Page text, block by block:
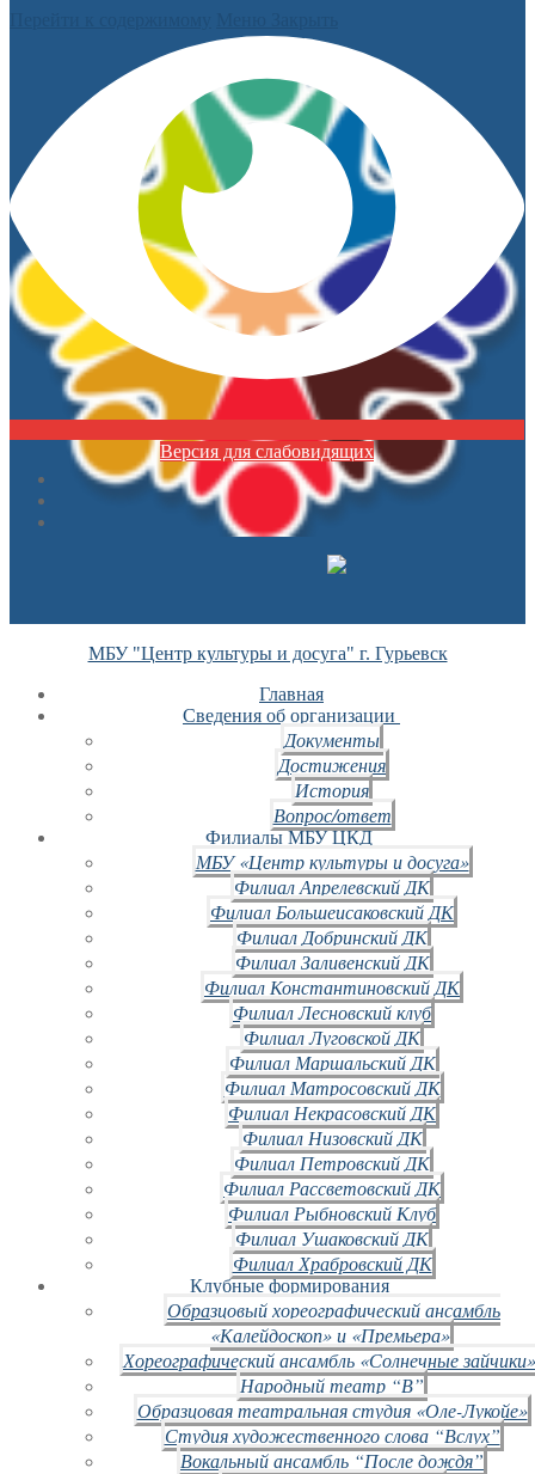
Версия для слабовидящих
МБУ "Центр культуры и досуга" г. Гурьевск
Главная
Сведения об организации
Документы
Достижения
История
Вопрос/ответ
Филиалы МБУ ЦКД
МБУ «Центр культуры и досуга»
Филиал Апрелевский ДК
Филиал Большеисаковский ДК
Филиал Добринский ДК
Филиал Заливенский ДК
Филиал Константиновский ДК
Филиал Лесновский клуб
Филиал Луговской ДК
Филиал Маршальский ДК
Филиал Матросовский ДК
Филиал Некрасовский ДК
Филиал Низовский ДК
Филиал Петровский ДК
Филиал Рассветовский ДК
Филиал Рыбновский Клуб
Филиал Ушаковский ДК
Филиал Храбровский ДК
Клубные формирования
Образцовый хореографический ансамбль
«Калейдоскоп» и «Премьера»
Хореографический ансамбль «Солнечные
Народный театр “В”
Образцовая театральная студия «Оле-Лукойе»
Студия художественного слова “Вслух”
Вокальный ансамбль “После дождя”